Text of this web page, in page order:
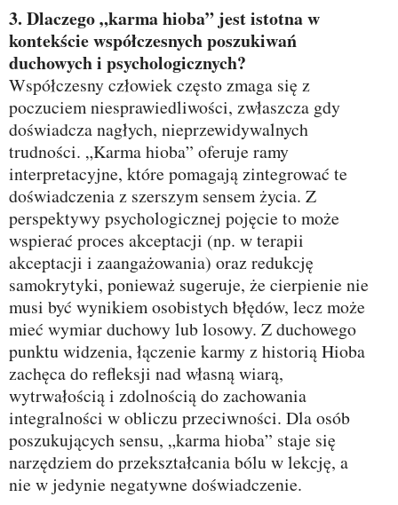
3. Dlaczego „karma hioba” jest istotna w
kontekście współczesnych poszukiwań
duchowych i psychologicznych?
Współczesny człowiek często zmaga się z
poczuciem niesprawiedliwości, zwłaszcza gdy
doświadcza nagłych, nieprzewidywalnych
trudności. „Karma hioba” oferuje ramy
interpretacyjne, które pomagają zintegrować te
doświadczenia z szerszym sensem życia. Z
perspektywy psychologicznej pojęcie to może
wspierać proces akceptacji (np. w terapii
akceptacji i zaangażowania) oraz redukcję
samokrytyki, ponieważ sugeruje, że cierpienie nie
musi być wynikiem osobistych błędów, lecz może
mieć wymiar duchowy lub losowy. Z duchowego
punktu widzenia, łączenie karmy z historią Hioba
zachęca do refleksji nad własną wiarą,
wytrwałością i zdolnością do zachowania
integralności w obliczu przeciwności. Dla osób
poszukujących sensu, „karma hioba” staje się
narzędziem do przekształcania bólu w lekcję, a
nie w jedynie negatywne doświadczenie.